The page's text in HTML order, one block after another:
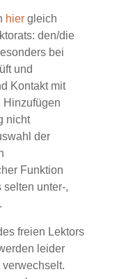
hier gleich
den/die
bei
und
Kontakt mit
Hinzufügen
nicht
der
Funktion
unter-,
freien Lektors
leider
verwechselt.